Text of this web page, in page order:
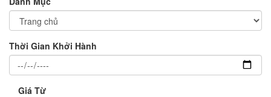
Thời Gian Khởi Hành
Giá Từ